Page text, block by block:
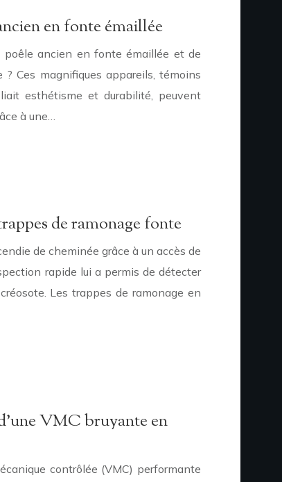
en fonte émaillée
poêle ancien en fonte émaillée et de
Ces magnifiques appareils, témoins
esthétisme et durabilité, peuvent
à une…
de ramonage fonte
de cheminée grâce à un accès de
rapide lui a permis de détecter
Les trappes de ramonage en
VMC bruyante en
contrôlée (VMC) performante